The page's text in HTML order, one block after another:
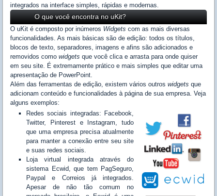
integrados na interface simples, rápidas e modernas.
O que você encontra no uKit?
O uKit é composto por inúmeros Widgets com as mais diversas
funcionalidades. As mais básicas são de edição: todos os títulos,
blocos de texto, separadores, imagens e afins são adicionados e
removidos como widgets que você clica e arrasta para onde quiser
em seu site. É extremamente prático e mais simples que editar uma
apresentação de PowerPoint.
Além das ferramentas de edição, existem vários outros widgets que
adicionam conteúdo e funcionalidades à página de sua empresa. Veja
alguns exemplos:
Redes sociais integradas: Facebook,
Twitter, Pinterest e Instagram, tudo
que uma empresa precisa atualmente
para manter a conexão entre seu site
e suas redes sociais.
Loja virtual integrada através do
sistema Ecwid, que tem PagSeguro,
Paypal e Correios já integrados.
Apesar de não tão comum no